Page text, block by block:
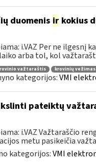
duomenis irkokius
i.VAZ Per ne ilgesnį
arba tol, kol
važtaraštis krovinių vežimas
kategorijos:VMI
pateiktų
i.VAZ Važtaraščio
metu pasikeičia
kategorijos:VMI